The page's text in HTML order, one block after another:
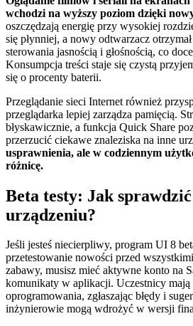
wchodzi na wyższy poziom dzięki
oszczędzają energię przy wysokiej
się płynniej, a nowy odtwarzacz
sterowania jasnością i głośnością, co
Konsumpcja treści staje się czystą
się o procenty baterii.
Przeglądanie sieci Internet również
przeglądarka lepiej zarządza pamięcią.
błyskawicznie, a funkcja Quick Share
przerzucić ciekawe znaleziska na inne
usprawnienia, ale w codziennym
różnicę.
Beta testy: Jak sprawdzić
urządzeniu?
Jeśli jesteś niecierpliwy, program UI 8
przetestowanie nowości przed
zabawy, musisz mieć aktywne konto na
komunikaty w aplikacji. Uczestnicy
oprogramowania, zgłaszając błędy i
inżynierowie mogą wdrożyć w wersji